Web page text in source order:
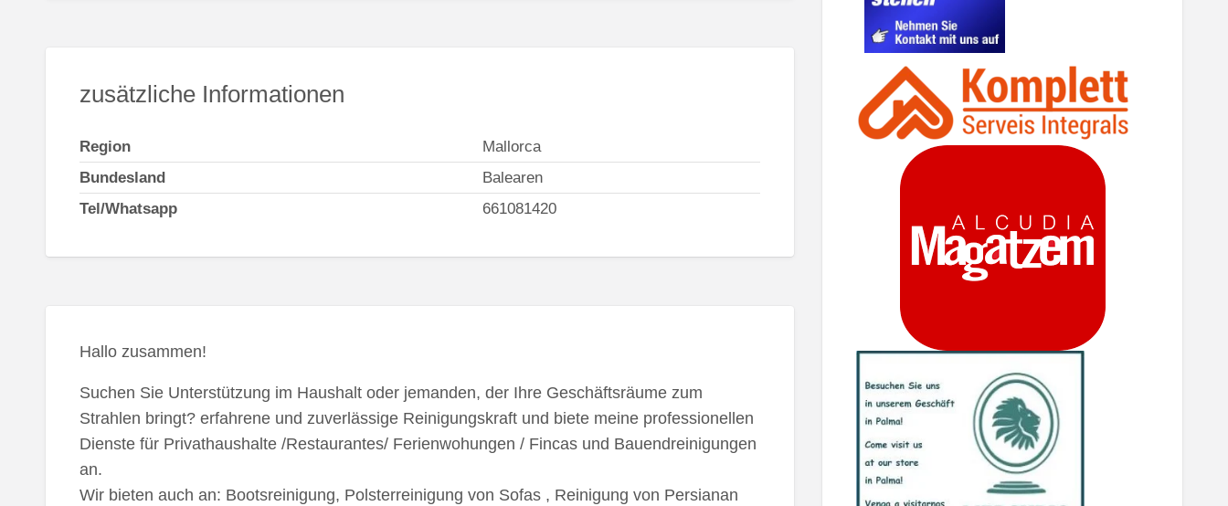
zusätzliche Informationen
Region
Mallorca
Bundesland
Balearen
Tel/Whatsapp
661081420
Hallo zusammen!
Suchen Sie Unterstützung im Haushalt oder jemanden, der Ihre Geschäftsräume zum
Strahlen bringt? erfahrene und zuverlässige Reinigungskraft und biete meine professionellen
Dienste für Privathaushalte /Restaurantes/ Ferienwohungen / Fincas und Bauendreinigungen
an.
Wir bieten auch an: Bootsreinigung, Polsterreinigung von Sofas , Reinigung von Persianan